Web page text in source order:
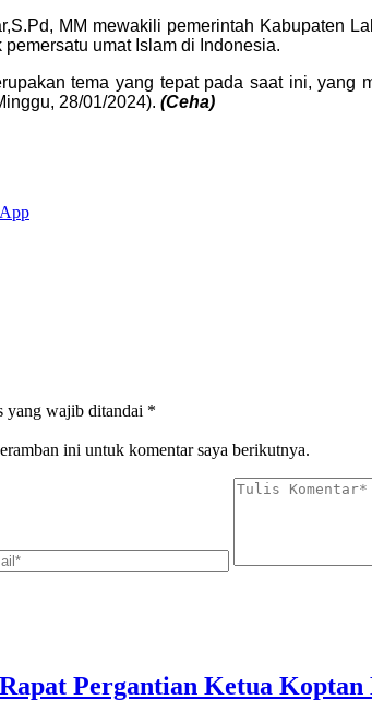
MM mewakili pemerintah Kabupaten
umat Islam di Indonesia.
tema yang tepat pada saat ini,
28/01/2024). (Ceha)
yang wajib ditandai *
ini untuk komentar saya berikutnya.
Pergantian Ketua Koptan